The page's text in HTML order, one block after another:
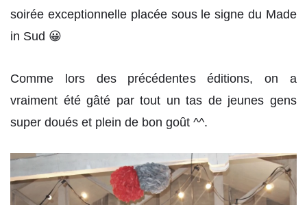
soirée exceptionnelle placée sous le signe du Made
in Sud 😀
Comme lors des précédentes éditions, on a
vraiment été gâté par tout un tas de jeunes gens
super doués et plein de bon goût ^^.